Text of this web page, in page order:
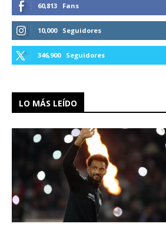
60,813 Fans
10,000 Seguidores
346,900 Seguidores
LO MÁS LEÍDO